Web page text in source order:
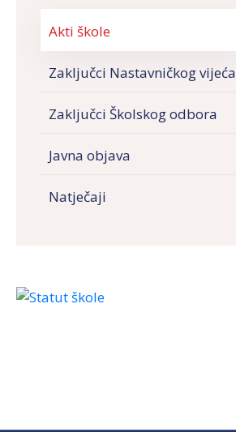
Akti škole
Zaključci Nastavničkog vijeća
Zaključci Školskog odbora
Javna objava
Natječaji